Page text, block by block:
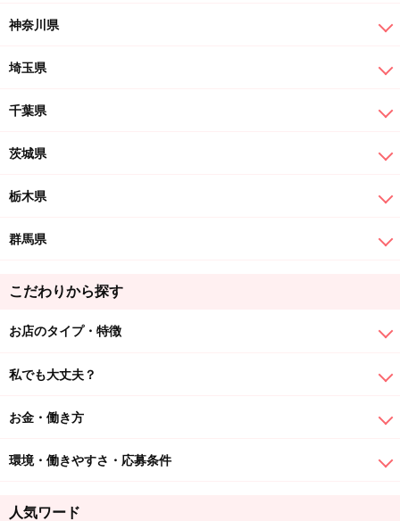
神奈川県
埼玉県
千葉県
茨城県
栃木県
群馬県
こだわりから探す
お店のタイプ・特徴
私でも大丈夫？
お金・働き方
環境・働きやすさ・応募条件
人気ワード